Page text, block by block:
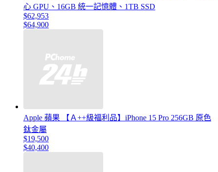
心 GPU、16GB 統一記憶體、1TB SSD
$62,953
$64,900
Apple 蘋果 【Ａ++級福利品】iPhone 15 Pro 256GB 原色
鈦金屬
$19,500
$40,400